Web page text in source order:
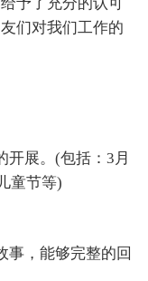
们对我们工作的
开展。(包括：3月
童节等)
事，能够完整的回